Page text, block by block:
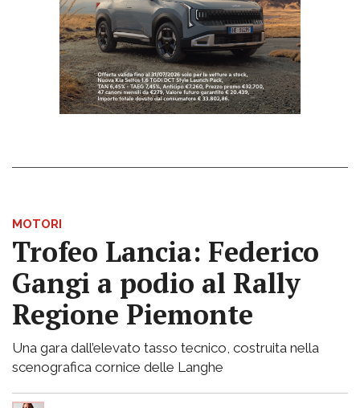
MOTORI
Trofeo Lancia: Federico
Gangi a podio al Rally
Regione Piemonte
Una gara dall’elevato tasso tecnico, costruita nella
scenografica cornice delle Langhe